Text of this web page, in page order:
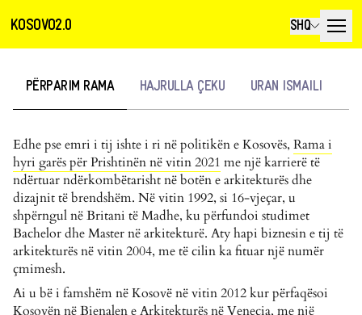
KOSOVO2.0 SHQ
PËRPARIM RAMA HAJRULLA ÇEKU URAN ISMAILI
Edhe pse emri i tij ishte i ri në politikën e Kosovës, Rama i
hyri garës për Prishtinën në vitin 2021 me një karrierë të
ndërtuar ndërkombëtarisht në botën e arkitekturës dhe
dizajnit të brendshëm. Në vitin 1992, si 16-vjeçar, u
shpërngul në Britani të Madhe, ku përfundoi studimet
Bachelor dhe Master në arkitekturë. Aty hapi biznesin e tij të
arkitekturës në vitin 2004, me të cilin ka fituar një numër
çmimesh.
Ai u bë i famshëm në Kosovë në vitin 2012 kur përfaqësoi
Kosovën në Bienalen e Arkitekturës në Venecia, me një